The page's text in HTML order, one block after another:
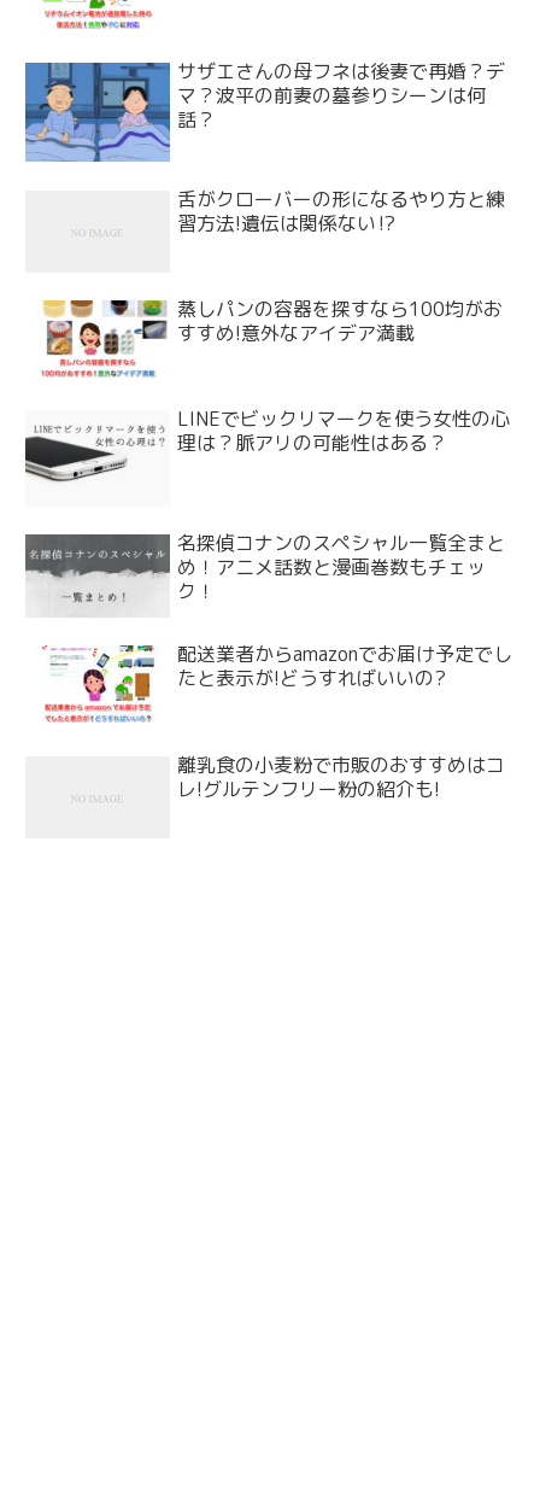
サザエさんの母フネは後妻で再婚？デ
マ？波平の前妻の墓参りシーンは何
話？
舌がクローバーの形になるやり方と練
習方法!遺伝は関係ない⁉
蒸しパンの容器を探すなら100均がお
すすめ!意外なアイデア満載
LINEでビックリマークを使う女性の心
理は？脈アリの可能性はある？
名探偵コナンのスペシャル一覧全まと
め！アニメ話数と漫画巻数もチェッ
ク！
配送業者からamazonでお届け予定でし
たと表示が!どうすればいいの?
離乳食の小麦粉で市販のおすすめはコ
レ!グルテンフリー粉の紹介も!